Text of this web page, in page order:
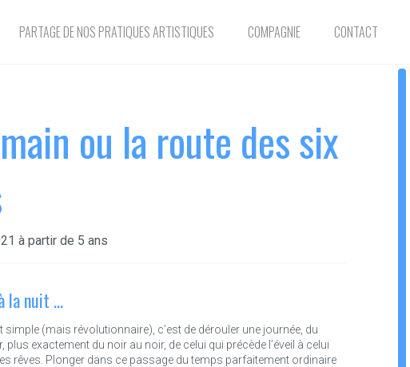
PARTAGE DE NOS PRATIQUES ARTISTIQUES COMPAGNIE CONTACT
ou la route des six
à partir de 5 ans
la nuit …
simple (mais révolutionnaire), c’est de dérouler une journée, du
plus exactement du noir au noir, de celui qui précède l’éveil à celui
rêves. Plonger dans ce passage du temps parfaitement ordinaire